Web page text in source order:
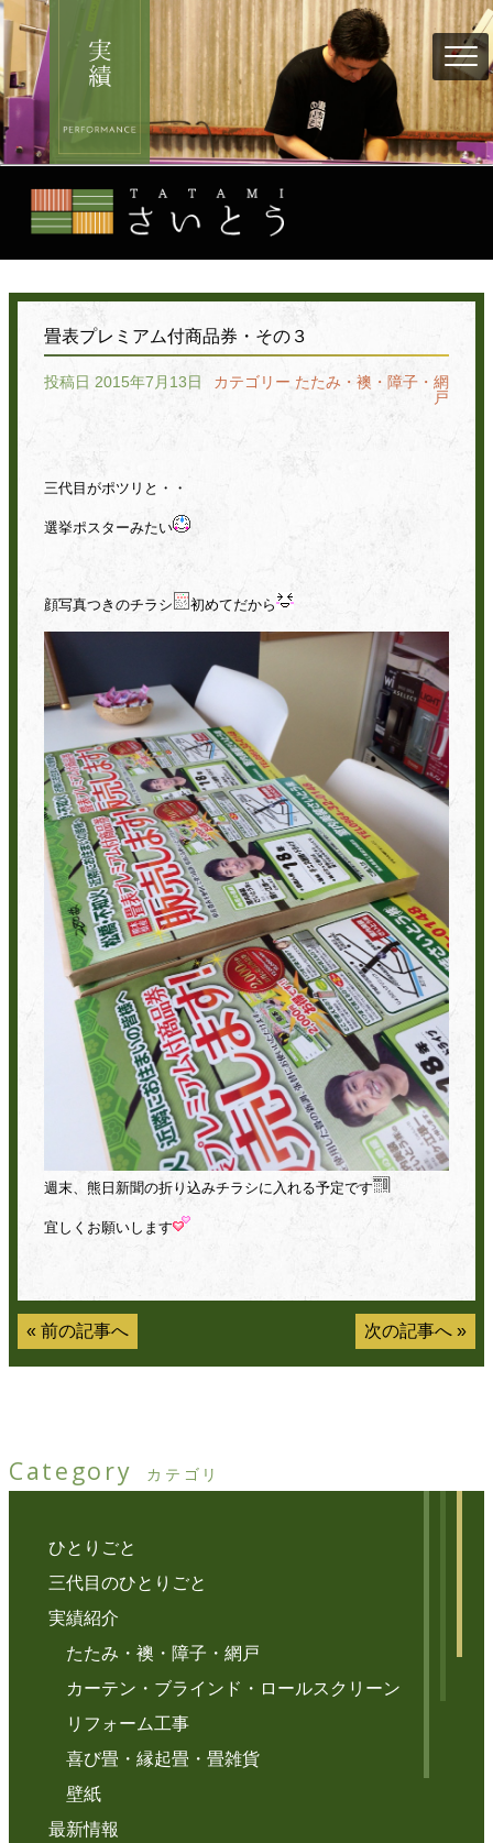
畳表プレミアム付商品券・その３
投稿日 2015年7月13日 カテゴリー たたみ・襖・障子・網
戸
三代目がポツリと・・
選挙ポスターみたい
顔写真つきのチラシ 初めてだから
週末、熊日新聞の折り込みチラシに入れる予定です
宜しくお願いします
« 前の記事へ 次の記事へ »
Category カテゴリ
ひとりごと
三代目のひとりごと
実績紹介
たたみ・襖・障子・網戸
カーテン・ブラインド・ロールスクリーン
リフォーム工事
喜び畳・縁起畳・畳雑貨
壁紙
最新情報